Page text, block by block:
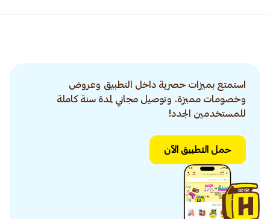
استمتع بميزات حصرية داخل التطبيق وعروض
وخصومات مميزة. وتوصيل مجاني لمدة سنة كاملة
للمستخدمين الجدد!
حمل التطبيق الآن